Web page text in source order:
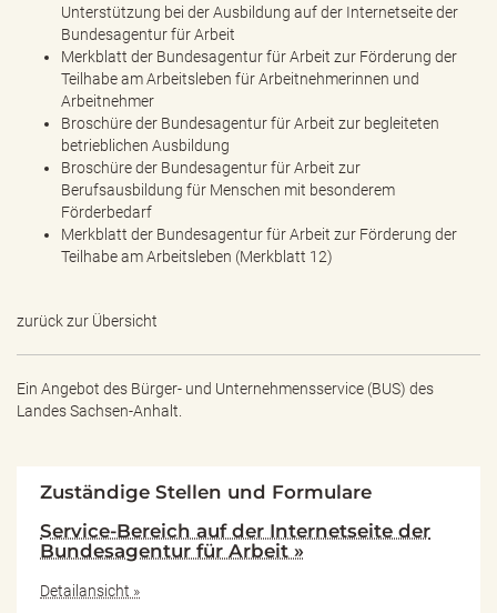
Unterstützung bei der Ausbildung auf der Internetseite der
Bundesagentur für Arbeit
Merkblatt der Bundesagentur für Arbeit zur Förderung der
Teilhabe am Arbeitsleben für Arbeitnehmerinnen und
Arbeitnehmer
Broschüre der Bundesagentur für Arbeit zur begleiteten
betrieblichen Ausbildung
Broschüre der Bundesagentur für Arbeit zur
Berufsausbildung für Menschen mit besonderem
Förderbedarf
Merkblatt der Bundesagentur für Arbeit zur Förderung der
Teilhabe am Arbeitsleben (Merkblatt 12)
zurück zur Übersicht
Ein Angebot des Bürger- und Unternehmensservice (BUS) des
Landes Sachsen-Anhalt.
Zuständige Stellen und Formulare
Service-Bereich auf der Internetseite der
Bundesagentur für Arbeit »
Detailansicht »